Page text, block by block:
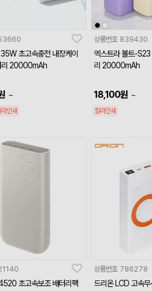
초고속충전 내장케이
리 20000mAh
~
인쇄
상품번호 839430
엑스트라 볼트-
리 20000mAh
18,100원 ~
칼라인쇄
초고속보조 배터리펙
상품번호 786278
드리온 LCD 고속